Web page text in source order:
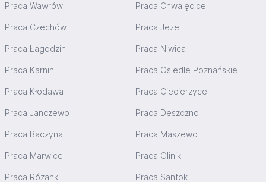
Praca Wawrów Praca Chwalęcice
Praca Czechów Praca Jeże
Praca Łagodzin Praca Niwica
Praca Karnin Praca Osiedle Poznańskie
Praca Kłodawa Praca Ciecierzyce
Praca Janczewo Praca Deszczno
Praca Baczyna Praca Maszewo
Praca Marwice Praca Glinik
Praca Różanki Praca Santok